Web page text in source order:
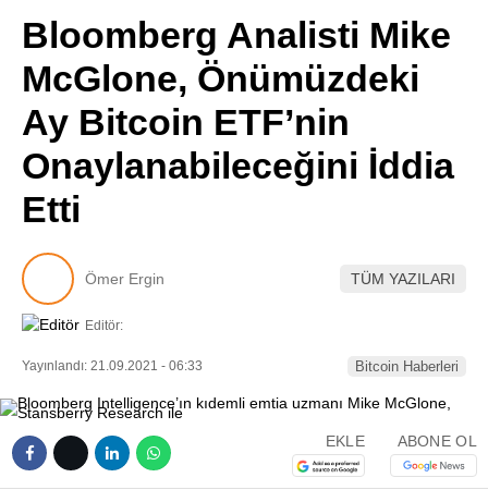
Youtube
TikTok
Pinterest
Telegram
Bloomberg Analisti Mike
McGlone, Önümüzdeki
Ay Bitcoin ETF’nin
Onaylanabileceğini İddia
Etti
Ömer Ergin TÜM YAZILARI
Editör:
Yayınlandı: 21.09.2021 - 06:33 Bitcoin Haberleri
EKLE ABONE OL